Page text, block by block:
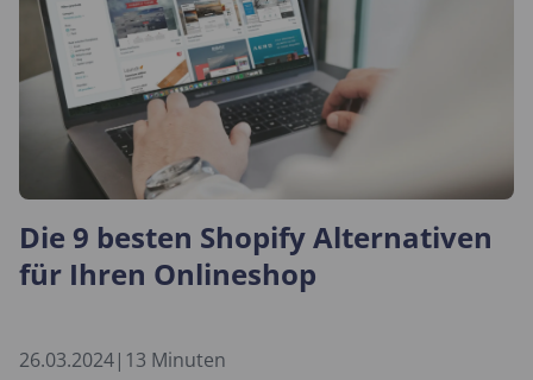
Die 9 besten Shopify Alternativen
für Ihren Onlineshop
26.03.2024| 13 Minuten